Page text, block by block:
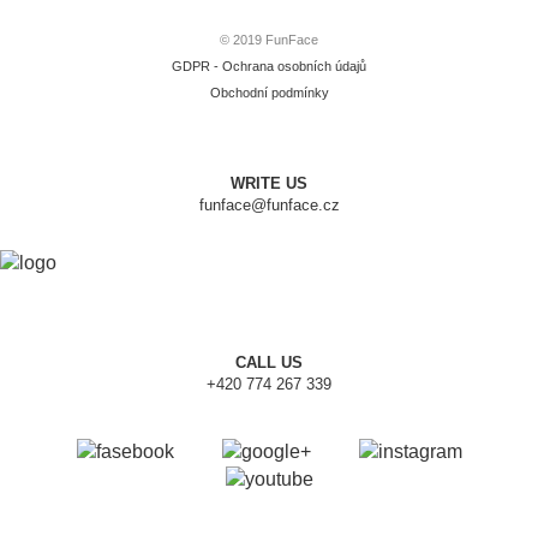
© 2019 FunFace
GDPR - Ochrana osobních údajů
Obchodní podmínky
WRITE US
funface@funface.cz
CALL US
+420 774 267 339